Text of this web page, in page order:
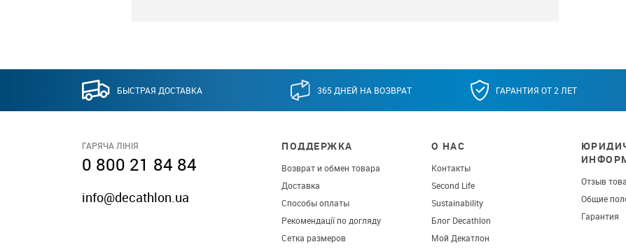
БЫСТРАЯ ДОСТАВКА 365 ДНЕЙ НА ВОЗВРАТ ГАРАНТИЯ ОТ 2 ЛЕТ
ГАРЯЧА ЛІНІЯ
0 800 21 84 84
info@decathlon.ua
ПОДДЕРЖКА
Возврат и обмен товара
Доставка
Способы оплаты
Рекомендації по догляду
Сетка размеров
О НАС
Контакты
Second Life
Sustainability
Блог Decathlon
Мой Декатлон
Отзыв
Общие
Гарантия